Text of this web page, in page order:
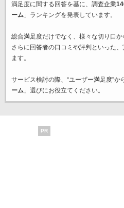
満足度に関する回答を基に、調査企業
ーム」ランキングを発表しています。
総合満足度だけでなく、様々な切り口か
さらに回答者の口コミや評判といった
ます。
サービス検討の際、“ユーザー満足度”か
ーム」選びにお役立てください。
PR